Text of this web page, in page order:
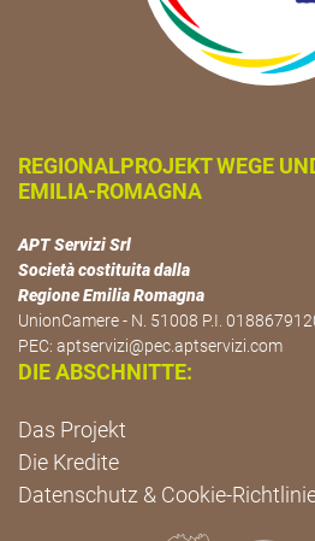
REGIONALPROJEKT WEGE
EMILIA-ROMAGNA
APT Servizi Srl
Società costituita dalla
Regione Emilia Romagna
UnionCamere - N. 51008 P.I.
PEC: aptservizi@pec.aptservizi.com
DIE ABSCHNITTE:
Das Projekt
Die Kredite
Datenschutz & Cookie-